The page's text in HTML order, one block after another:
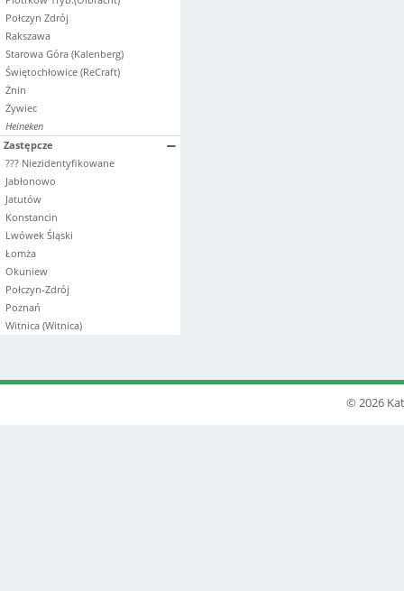
Połczyn Zdrój
Rakszawa
Starowa Góra (Kalenberg)
Świętochłowice (ReCraft)
Żnin
Żywiec
Heineken
Zastępcze
??? Niezidentyfikowane
Jabłonowo
Jatutów
Konstancin
Lwówek Śląski
Łomża
Okuniew
Połczyn-Zdrój
Poznań
Witnica (Witnica)
© 2026